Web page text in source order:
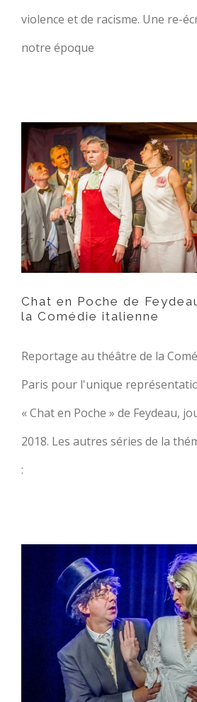
violence et de racisme. Une re-
notre époque
Chat en Poche de
théâtre de la
italienne
Chat en Poche de
la Comédie italienne
Reportage au théâtre de la
Paris pour l'unique
« Chat en Poche » de Feydeau,
2018. Les autres séries de la
:
Funérailles
Bêtes de